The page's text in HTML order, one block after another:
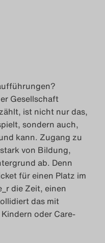
Blog
Blog
Blog
Blog
Gesellschaft
ist nicht nur das,
sondern auch,
kann. Zugang zu
von Bildung,
ab. Denn
für einen Platz im
die Zeit, einen
das mit
oder Care-